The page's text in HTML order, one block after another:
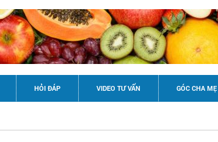
HỎI ĐÁP VIDEO TƯ VẤN GÓC CHA MẸ